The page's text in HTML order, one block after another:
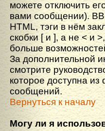
можете отключить
вами сообщении).
HTML, тэги в нём
скобки [ и ], а не < и
больше
За дополнительной
смотрите
которое доступна
сообщений.
Вернуться к началу
Могу ли я